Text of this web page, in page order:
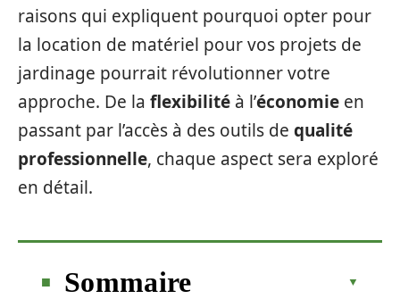
raisons qui expliquent pourquoi opter pour
la location de matériel pour vos projets de
jardinage pourrait révolutionner votre
approche. De la flexibilité à l’économie en
passant par l’accès à des outils de qualité
professionnelle, chaque aspect sera exploré
en détail.
Sommaire